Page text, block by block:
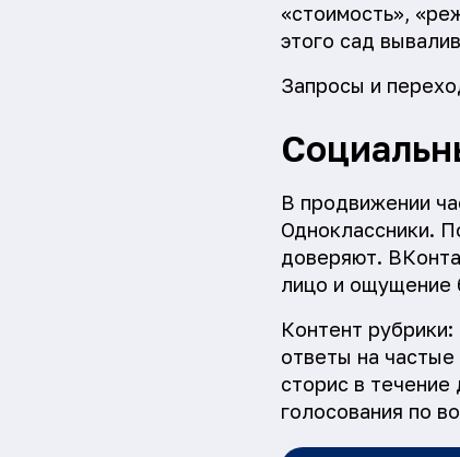
«стоимость»,
этого сад
Запросы и
В продвижении
Одноклассники.
доверяют.
лицо и ощущение
Контент
ответы на
сторис в
голосования по